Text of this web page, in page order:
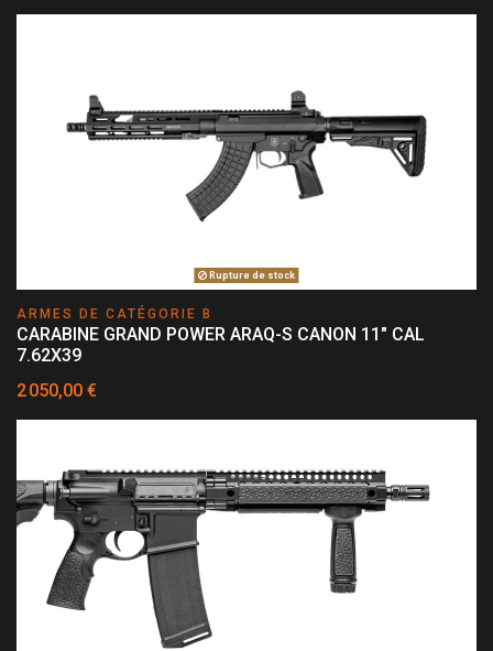
Rupture de stock
ARMES DE CATÉGORIE B
CARABINE GRAND POWER ARAQ-S CANON 11" CAL
7.62X39
2 050,00 €